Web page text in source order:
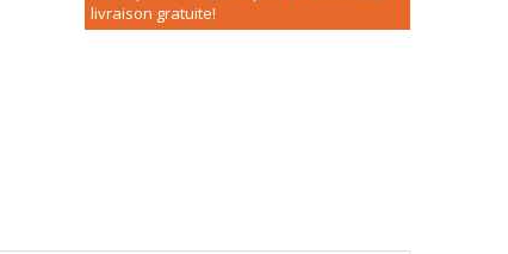
livraison gratuite!